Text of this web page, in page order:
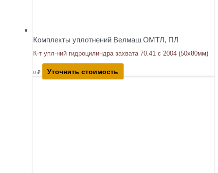
Комплекты уплотнений Велмаш ОМТЛ, ПЛ
К-т упл-ний гидроцилиндра захвата 70.41 с 2004 (50х80мм)
0 ₽ Уточнить стоимость